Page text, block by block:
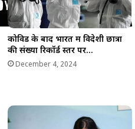
कोविड के बाद भारत में विदेशी छात्रों
की संख्या रिकॉर्ड स्तर पर…
December 4, 2024